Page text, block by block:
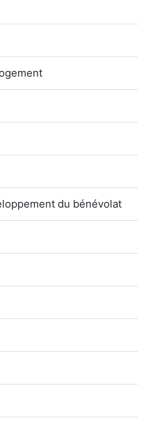
du bénévolat